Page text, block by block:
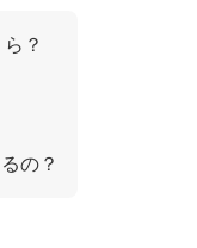
？
の？